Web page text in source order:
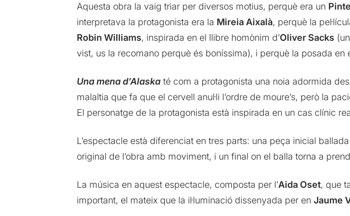
Aquesta obra la vaig triar per diversos motius, perquè era un
interpretava la protagonista era la Mireia Aixalà, perquè la
Robin Williams, inspirada en el llibre homònim d’Oliver Sacks
vist, us la recomano perquè és boníssima), i perquè la posada
Una mena d’Alaskaté com a protagonista una noia adormida
malaltia que fa que el cervell anul·li l’ordre de moure’s, però la
El personatge de la protagonista està inspirada en un cas clínic
L’espectacle està diferenciat en tres parts: una peça inicial
original de l’obra amb moviment, i un final on el balla torna a
La música en aquest espectacle, composta per l’Aida Oset, que
important, el mateix que la il·luminació dissenyada per en Jaume